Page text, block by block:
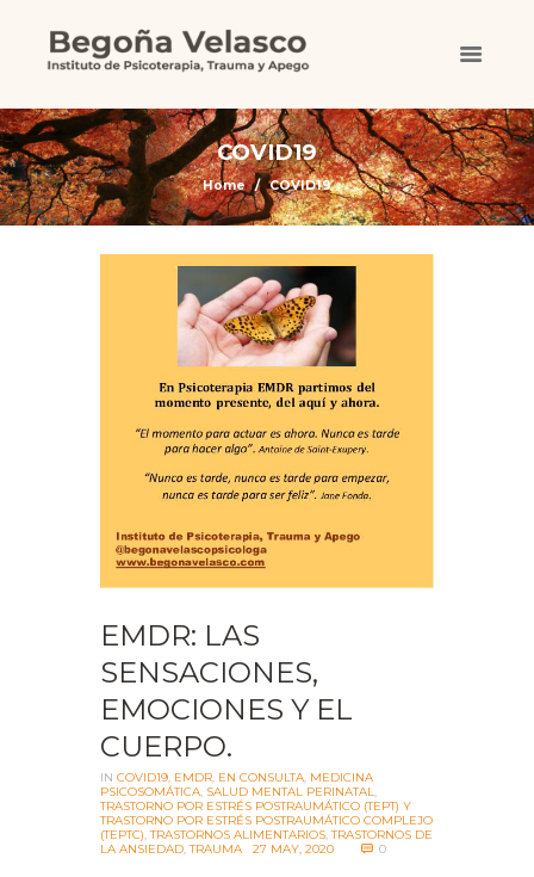
COVID19
Home COVID19
EMDR: LAS
SENSACIONES,
EMOCIONES Y EL
CUERPO.
IN COVID19, EMDR, EN CONSULTA, MEDICINA
PSICOSOMÁTICA, SALUD MENTAL PERINATAL,
TRASTORNO POR ESTRÉS POSTRAUMÁTICO (TEPT) Y
TRASTORNO POR ESTRÉS POSTRAUMÁTICO COMPLEJO
(TEPTC),TRASTORNOS ALIMENTARIOS,TRASTORNOS DE
LA ANSIEDAD,TRAUMA 27 MAY, 2020 0